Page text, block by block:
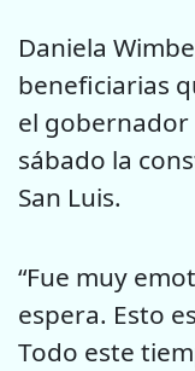
Daniela
beneficiarias
el gobernador
sábado la
San Luis.
“Fue muy
espera. Esto
Todo este